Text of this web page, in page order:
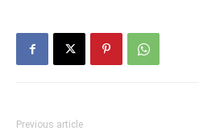
Previous article